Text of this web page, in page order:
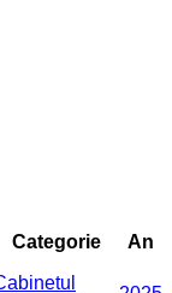
Categorie
An